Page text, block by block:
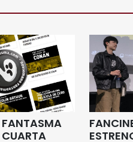
FANTASMA
CUARTA